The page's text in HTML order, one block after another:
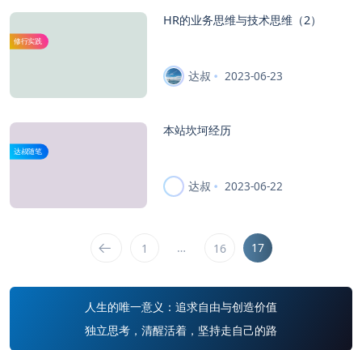
修行实践
HR的业务思维与技术思维（2）
达叔 2023-06-23
达叔随笔
本站坎坷经历
达叔 2023-06-22
1 … 16 17
人生的唯一意义：追求自由与创造价值
独立思考，清醒活着，坚持走自己的路